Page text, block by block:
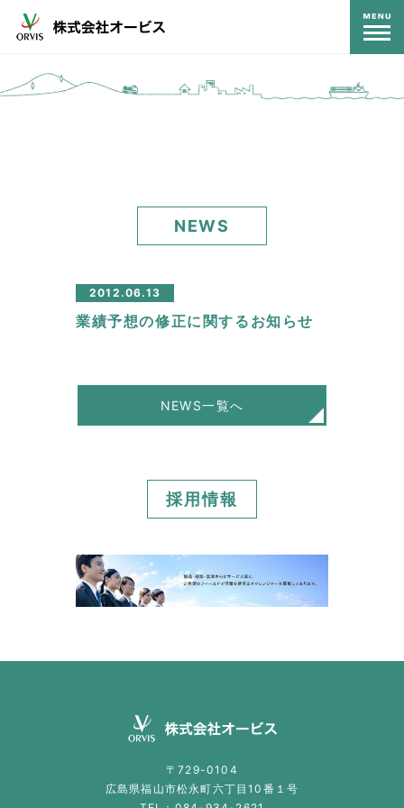
NEWS
2012.06.13
業績予想の修正に関するお知らせ
NEWS一覧へ
採用情報
〒729-0104
広島県福山市松永町六丁目10番１号